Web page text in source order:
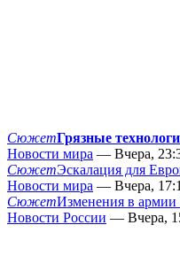
СюжетГрязные
Новости мира — Вчера,
СюжетЭскалация для
Новости мира — Вчера,
СюжетИзменения в
Новости России — Вчера,